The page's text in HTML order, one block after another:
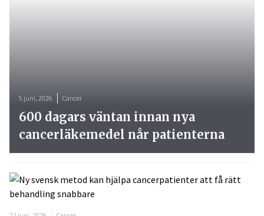
5 juni, 2026 Cancer
600 dagars väntan innan nya
cancerläkemedel når patienterna